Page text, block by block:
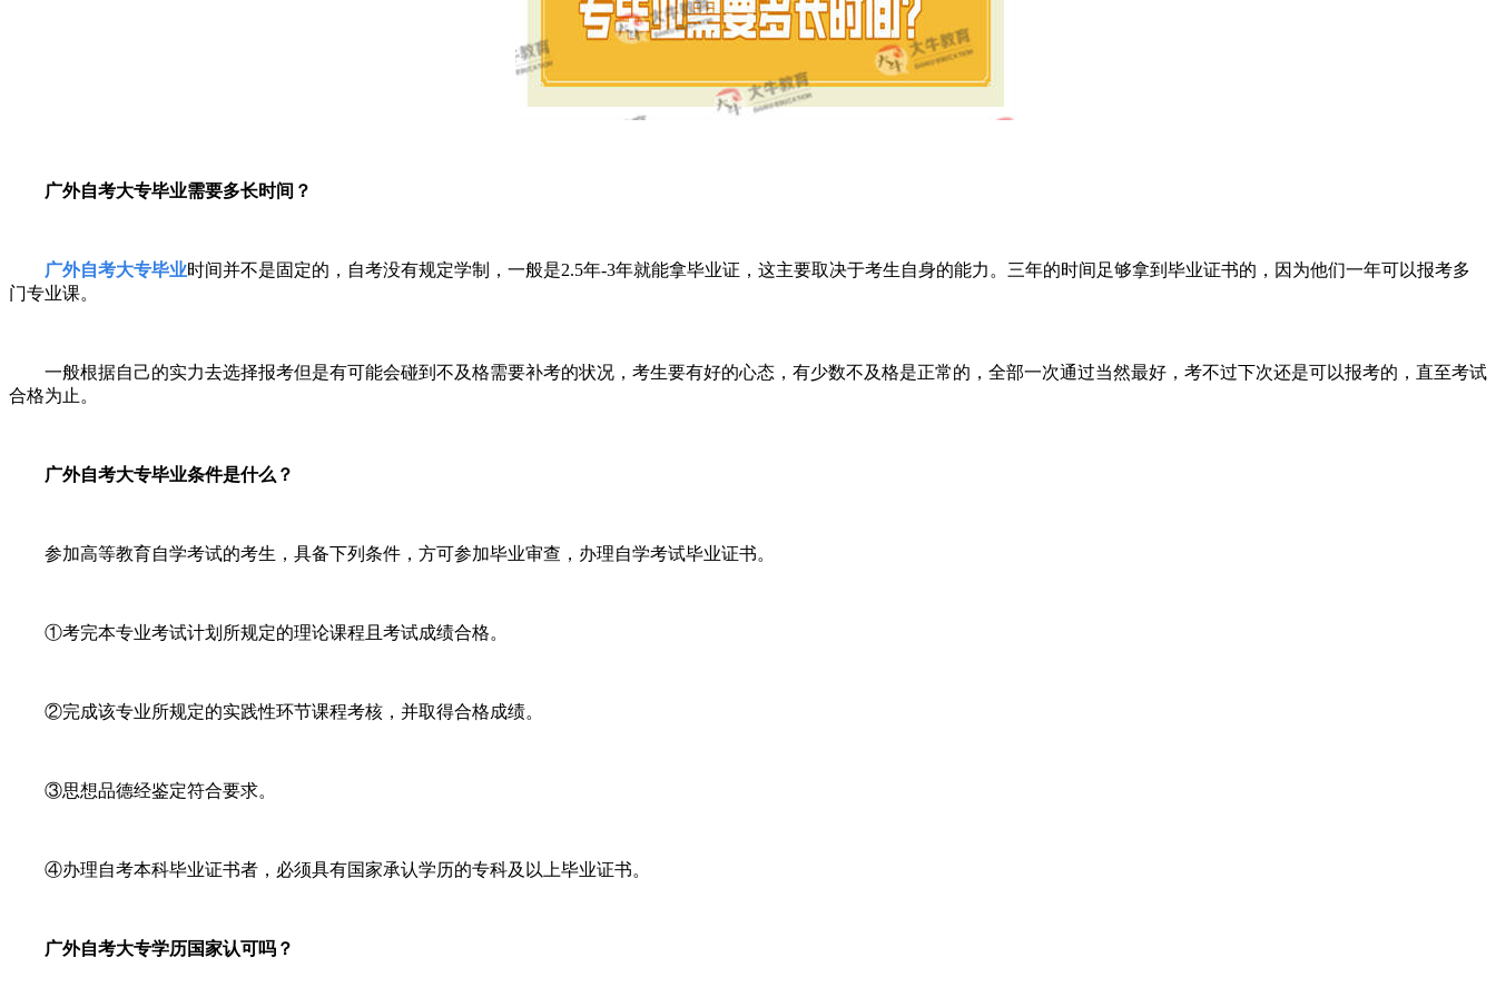
广外自考大专毕业需要多长时间？
广外自考大专毕业时间并不是固定的，自考没有规定学制 ，一般是2.5年-3年就能拿毕业证，这主要取决于考生自身的能力。三年的时间足够拿到毕业证书的，因为他们一年可以报考多
门专业课。
一般根据自己的实力去选择报考但是有可能会碰到不及格需要补考的状况，考生要有好的心态，有少数不及格是正常的，全部一次通过当然最好，考不过下次还是可以报考的，直至考试
合格为止。
广外自考大专毕业条件是什么？
参加高等教育自学考试的考生，具备下列条件，方可参加毕业审查，办理自学考试毕业证书。
①考完本专业考试计划所规定的理论课程且考试成绩合格。
②完成该专业所规定的实践性环节课程考核，并取得合格成绩。
③思想品德经鉴定符合要求。
④办理自考本科毕业证书者，必须具有国家承认学历的专科及以上毕业证书。
广外自考大专学历国家认可吗？